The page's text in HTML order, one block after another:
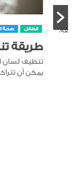
صحة الطفل
طريقة
تنظيف لسان
يمكن أن تتراكم على